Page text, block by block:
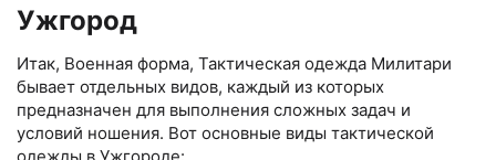
Ужгород
Итак, Военная форма, Тактическая одежда Милитари
бывает отдельных видов, каждый из которых
предназначен для выполнения сложных задач и
условий ношения. Вот основные виды тактической